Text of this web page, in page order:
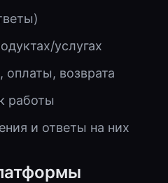
услугах
оплаты, возврата
работы
и ответы на них